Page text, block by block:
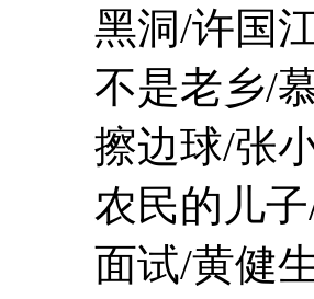
黑洞/许国
不是老乡/
擦边球/张
农民的儿子/
面试/黄健